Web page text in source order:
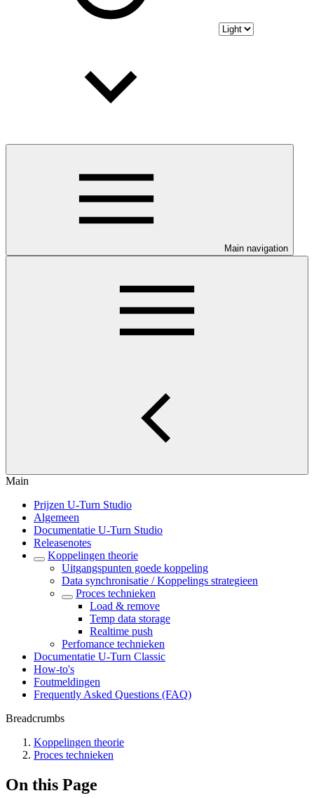
Main navigation
Main
Prijzen U-Turn Studio
Algemeen
Documentatie U-Turn Studio
Releasenotes
Koppelingen theorie
Uitgangspunten goede koppeling
Data synchronisatie / Koppelings strategieen
Proces technieken
Load & remove
Temp data storage
Realtime push
Perfomance technieken
Documentatie U-Turn Classic
How-to's
Foutmeldingen
Frequently Asked Questions (FAQ)
Breadcrumbs
Koppelingen theorie
Proces technieken
On this Page